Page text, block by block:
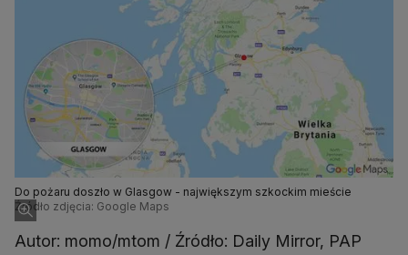
Do pożaru doszło w Glasgow - największym szkockim mieście
Źródło zdjęcia: Google Maps
Autor: momo/mtom / Źródło: Daily Mirror, PAP